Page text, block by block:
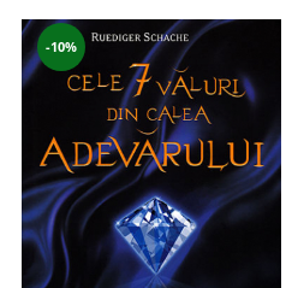
-10%